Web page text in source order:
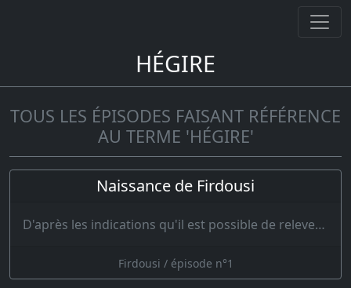
HÉGIRE
TOUS LES ÉPISODES FAISANT RÉFÉRENCE
AU TERME 'HÉGIRE'
Naissance de Firdousi
D'après les indications qu'il est possible de relever dans son œuvre même, c'est peu après 320 de…
Firdousi / épisode n°1